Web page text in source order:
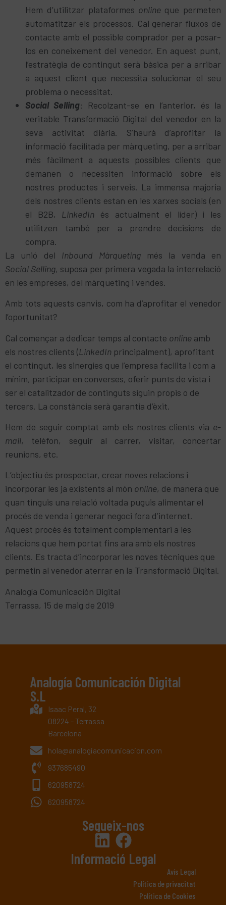
Hem d’utilitzar plataformes online que permeten
automatitzar els processos. Cal generar fluxos de
contacte amb el possible comprador per a posar-
los en coneixement del venedor. En aquest punt,
l’estratègia de contingut serà bàsica per a arribar
a aquest client que necessita solucionar el seu
problema o necessitat.
Social Selling: Recolzant-se en l’anterior, és la
veritable Transformació Digital del venedor en la
seva activitat diària. S’haurà d’aprofitar la
informació facilitada per màrqueting, per a arribar
més fàcilment a aquests possibles clients que
demanen o necessiten informació sobre els
nostres productes i serveis. La immensa majoria
dels nostres clients estan en les xarxes socials (en
el B2B, LinkedIn és actualment el líder) i les
utilitzen també per a prendre decisions de
compra.
La unió del Inbound Màrquetingmés la venda en
Social Selling, suposa per primera vegada la interrelació
en les empreses, del màrqueting i vendes.
Amb tots aquests canvis, com ha d’aprofitar el venedor
l’oportunitat?
Cal començar a dedicar temps al contacte online amb
els nostres clients (LinkedIn principalment), aprofitant
el contingut, les sinergies que l’empresa facilita i com a
mínim, participar en converses, oferir punts de vista i
ser el catalitzador de continguts siguin propis o de
tercers. La constància serà garantia d’èxit.
Hem de seguir comptat amb els nostres clients via e-
mail, telèfon, seguir al carrer, visitar, concertar
reunions, etc.
L’objectiu és prospectar, crear noves relacions i
incorporar les ja existents al món online, de manera que
quan tinguis una relació voltada puguis alimentar el
procés de venda i generar negoci fora d’internet.
Aquest procés és totalment complementari a les
relacions que hem portat fins ara amb els nostres
clients. Es tracta d’incorporar les noves tècniques que
permetin al venedor aterrar en la Transformació Digital.
Analogía Comunicación Digital
Terrassa, 15 de maig de 2019
Analogía Comunicación Digital
S.L
Isaac Peral, 32
08224 - Terrassa
Barcelona
hola@analogiacomunicacion.com
937685490
620958724
620958724
Segueix-nos
Informació Legal
Avís Legal
Política de privacitat
Política de Cookies